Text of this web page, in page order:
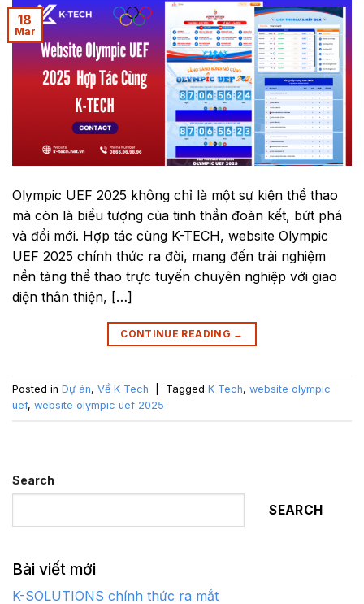
18
Mar
Olympic UEF 2025 không chỉ là một sự kiện thể thao
mà còn là biểu tượng của tinh thần đoàn kết, bứt phá
và đổi mới. Hợp tác cùng K-TECH, website Olympic
UEF 2025 chính thức ra đời, mang đến trải nghiệm
nền tảng thể thao trực tuyến chuyên nghiệp với giao
diện thân thiện, […]
CONTINUE READING →
Posted in Dự án, Về K-Tech Tagged K-Tech, website olympic
uef, website olympic uef 2025
Search
SEARCH
Bài viết mới
K-SOLUTIONS chính thức ra mắt